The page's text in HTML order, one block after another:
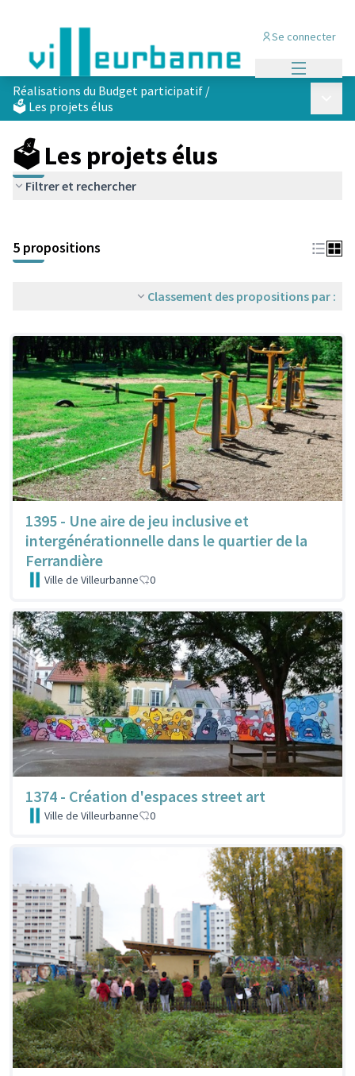
Se connecter
Réalisations du Budget participatif /
🗳️ Les projets élus
🗳️ Les projets élus
Filtrer et rechercher
+
−
5 propositions
Classement des propositions par :
1395 - Une aire de jeu inclusive et
intergénérationnelle dans le quartier de la
Ferrandière
Ville de Villeurbanne 0
1374 - Création d'espaces street art
Ville de Villeurbanne 0